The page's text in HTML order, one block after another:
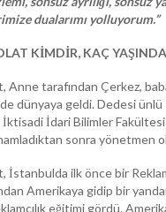
dualarımı yolluyorum.”
KİMDİR, KAÇ
Anne tarafından Çerkez,
dünyaya geldi. Dedesi ünlü
İdari Bilimler
sonra yönetmen
İstanbulda ilk önce bir
Amerikaya gidip bir
eğitimi gördü.